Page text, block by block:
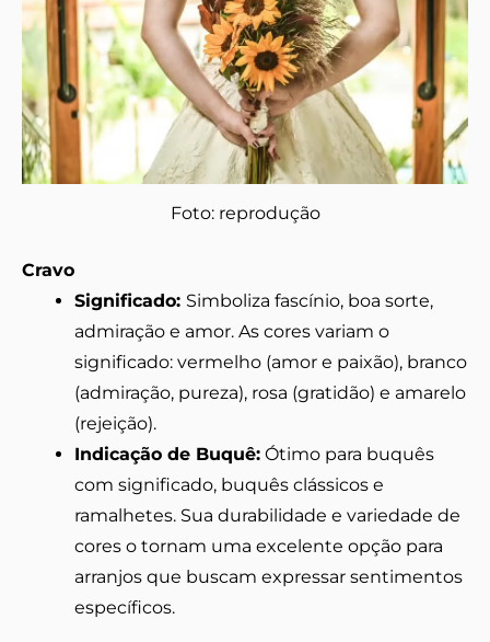
Foto: reprodução
Cravo
Significado: Simboliza fascínio, boa sorte,
admiração e amor. As cores variam o
significado: vermelho (amor e paixão), branco
(admiração, pureza), rosa (gratidão) e amarelo
(rejeição).
Indicação de Buquê: Ótimo para buquês
com significado, buquês clássicos e
ramalhetes. Sua durabilidade e variedade de
cores o tornam uma excelente opção para
arranjos que buscam expressar sentimentos
específicos.